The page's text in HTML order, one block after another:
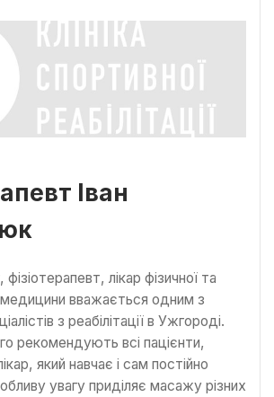
Іван
лікар фізичної та
медицини вважається одним з
з реабілітації в Ужгороді.
рекомендують всі пацієнти,
який навчає і сам постійно
увагу приділяє масажу різних